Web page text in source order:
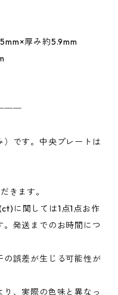
厚み約5.9mm
）です。中央プレートは
きます。
に関しては1点1点お作
。発送までのお時間につ
の誤差が生じる可能性が
り、実際の色味と異なっ